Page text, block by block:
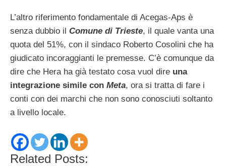
L’altro riferimento fondamentale di Acegas-Aps è
senza dubbio il Comune di Trieste, il quale vanta una
quota del 51%, con il sindaco Roberto Cosolini che ha
giudicato incoraggianti le premesse. C’è comunque da
dire che Hera ha già testato cosa vuol dire una
integrazione simile con Meta, ora si tratta di fare i
conti con dei marchi che non sono conosciuti soltanto
a livello locale.
Related Posts: